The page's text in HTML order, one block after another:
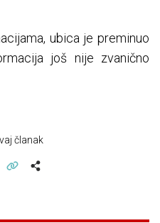
ubica je preminuo
još nije zvanično
članak